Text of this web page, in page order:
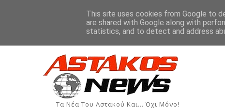
Ιστορία Χρήσιμα Τηλέφωνα Αγγελίες
ΡΟΗ ΕΙΔΗΣΕΩΝ
Τα Νέα Του Αστακού Και... Όχι Μόνο!
This site uses cookies from Google to
are shared with Google along with
statistics, and to detect and address